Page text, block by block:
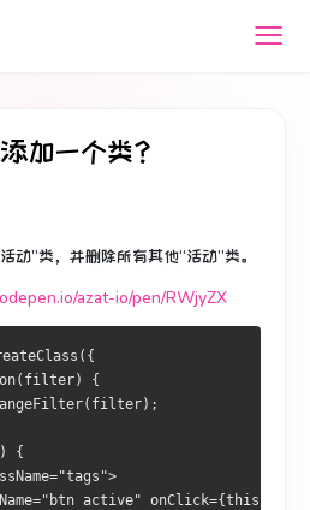
加一个类？
动”类，并删除所有其他“活动”类。
azat-io/pen/RWjyZX
{
{
active"